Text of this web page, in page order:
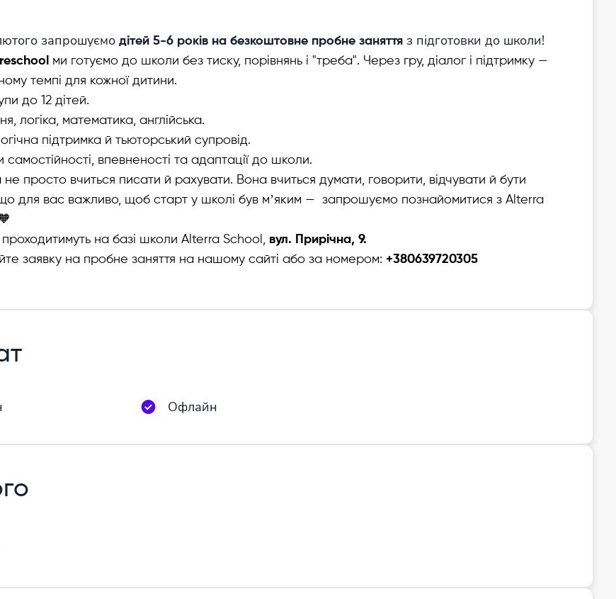
запрошуємо дітей 5-6 років на безкоштовне пробне заняття з підготовки до школи!
ми готуємо до школи без тиску, порівнянь і "треба". Через гру, діалог і підтримку —
темпі для кожної дитини.
до 12 дітей.
логіка, математика, англійська.
підтримка й тьюторський супровід.
самостійності, впевненості та адаптації до школи.
не просто вчиться писати й рахувати. Вона вчиться думати, говорити, відчувати й бути
для вас важливо, щоб старт у школі був мʼяким — запрошуємо познайомитися з Alterra
проходитимуть на базі школи Alterra School, вул. Прирічна, 9.
заявку на пробне заняття на нашому сайті або за номером: +380639720305
Офлайн